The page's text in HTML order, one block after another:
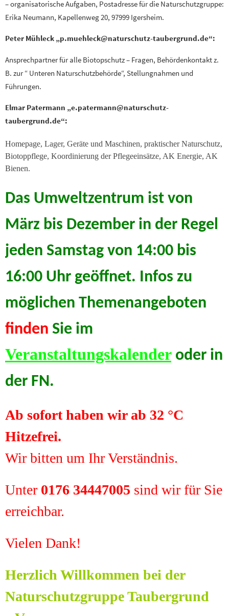
– organisatorische Aufgaben, Postadresse für die Naturschutzgruppe:
Erika Neumann, Kapellenweg 20, 97999 Igersheim.
Peter Mühleck „p.muehleck@naturschutz-taubergrund.de“:
Ansprechpartner für alle Biotopschutz – Fragen, Behördenkontakt z.
B. zur “ Unteren Naturschutzbehörde“, Stellungnahmen und
Führungen.
Elmar Patermann „e.patermann@naturschutz-
taubergrund.de“:
Homepage, Lager, Geräte und Maschinen, praktischer Naturschutz,
Biotoppflege, Koordinierung der Pflegeeinsätze, AK Energie, AK
Bienen.
Das Umweltzentrum ist von
März bis Dezember in der Regel
jeden Samstag von 14:00 bis
16:00 Uhr geöffnet. Infos zu
möglichen Themenangeboten
finden Sie im
Veranstaltungskalender oder in
der FN.
Ab sofort haben wir ab 32 °C
Hitzefrei.
Wir bitten um Ihr Verständnis.
Unter 0176 34447005 sind wir für Sie
erreichbar.
Vielen Dank!
Herzlich Willkommen bei der
Naturschutzgruppe Taubergrund